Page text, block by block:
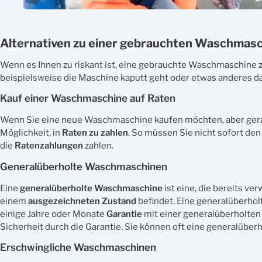
Alternativen zu einer gebrauchten
Wenn es Ihnen zu riskant ist, eine gebrauchte Waschmaschine
beispielsweise die Maschine kaputt geht oder etwas anderes
Kauf einer Waschmaschine auf Raten
Wenn Sie eine neue Waschmaschine kaufen möchten, aber
Möglichkeit, in Raten zu zahlen. So müssen Sie nicht sofort
die Ratenzahlungen zahlen.
Generalüberholte Waschmaschinen
Eine generalüberholte Waschmaschine ist eine, die bereits
einem ausgezeichneten Zustand befindet. Eine
einige Jahre oder Monate Garantie mit einer generalüberholten
Sicherheit durch die Garantie. Sie können oft eine
Erschwingliche Waschmaschinen